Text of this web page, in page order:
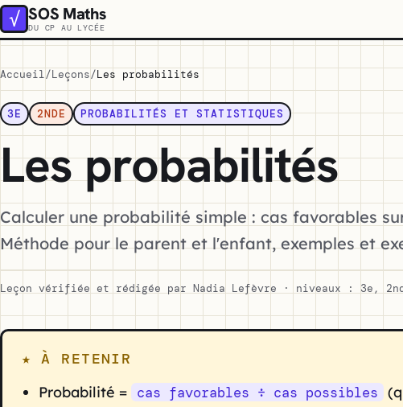
√ SOS Maths
DU CP AU LYCÉE
Accueil Leçons Les probabilités
3E 2NDE PROBABILITÉS ET STATISTIQUES
Les probabilités
Calculer une probabilité simple : cas favorables
Méthode pour le parent et l'enfant, exemples et
Leçon vérifiée et rédigée par Nadia Lefèvre · niveaux : 3e,
★ À RETENIR
Probabilité = cas favorables ÷ cas possibles